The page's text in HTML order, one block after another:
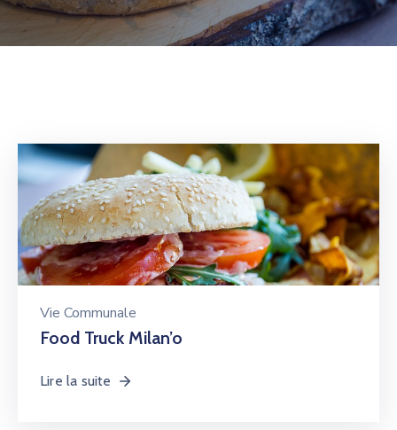
Vie Communale
Food Truck Milan’o
Lire la suite